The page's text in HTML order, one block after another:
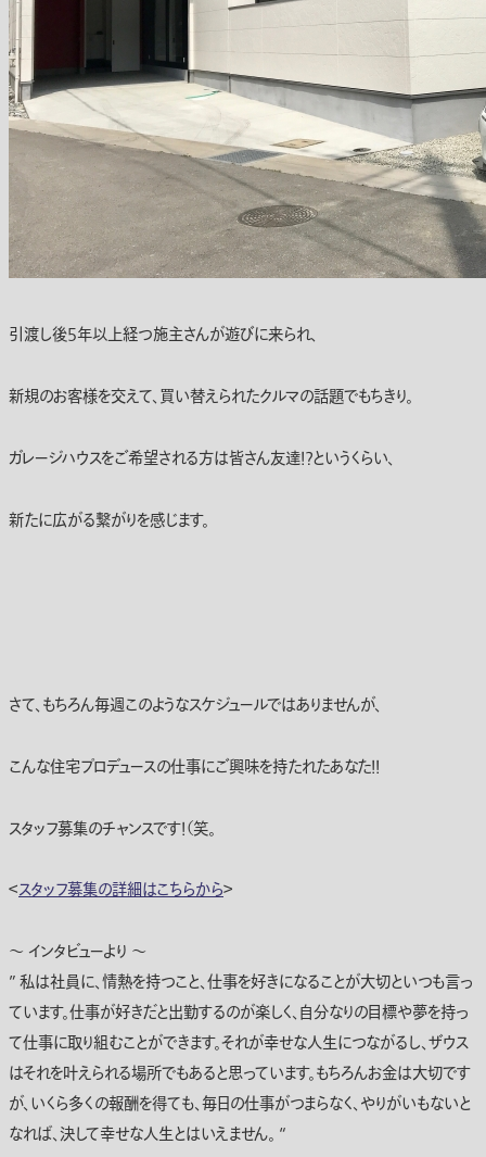
引渡し後5年以上経つ施主さんが遊びに来られ、
新規のお客様を交えて、買い替えられたクルマの話題でもちきり。
ガレージハウスをご希望される方は皆さん友達！？というくらい、
新たに広がる繋がりを感じます。
さて、もちろん毎週このようなスケジュールではありませんが、
こんな住宅プロデュースの仕事にご興味を持たれたあなた！！
スタッフ募集のチャンスです！（笑。
＜スタッフ募集の詳細はこちらから＞
～ インタビューより ～
” 私は社員に、情熱を持つこと、仕事を好きになることが大切といつも言っ
ています。仕事が好きだと出勤するのが楽しく、自分なりの目標や夢を持っ
て仕事に取り組むことができます。それが幸せな人生につながるし、ザウス
はそれを叶えられる場所でもあると思っています。もちろんお金は大切です
が、いくら多くの報酬を得ても、毎日の仕事がつまらなく、やりがいもないと
なれば、決して幸せな人生とはいえません。 “